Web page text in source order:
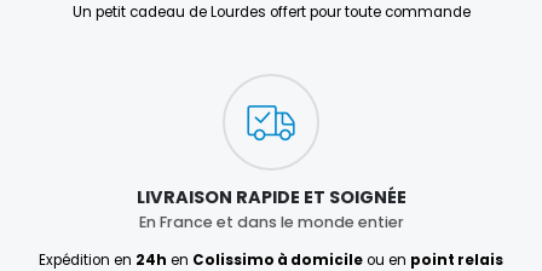
Un petit cadeau de Lourdes offert pour toute commande
LIVRAISON RAPIDE ET SOIGNÉE
En France et dans le monde entier
Expédition en 24h en Colissimo à domicileou en point relais